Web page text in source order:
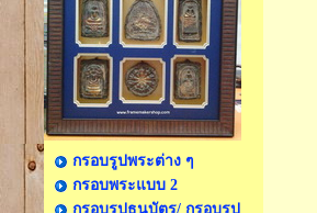
กรอบรูปพระต่าง ๆ
กรอบพระแบบ 2
กรอบรูปธนบัตร/ กรอบรูป